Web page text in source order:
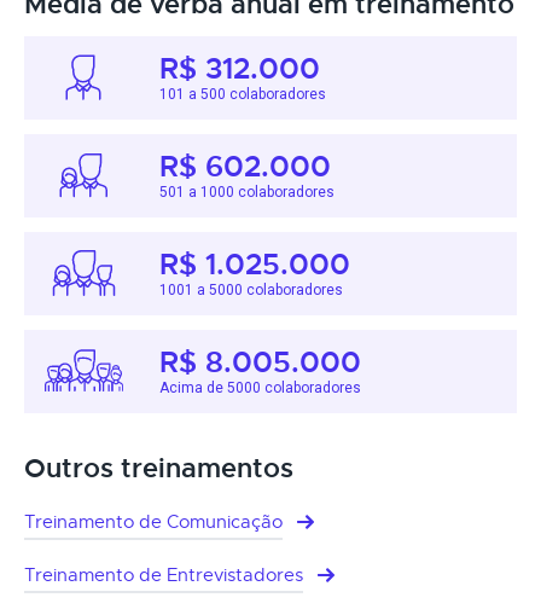
R$ 312.000
101 a 500 colaboradores
R$ 602.000
501 a 1000 colaboradores
R$ 1.025.000
1001 a 5000 colaboradores
R$ 8.005.000
Acima de 5000 colaboradores
Outros treinamentos
Treinamento de Comunicação
Treinamento de Entrevistadores